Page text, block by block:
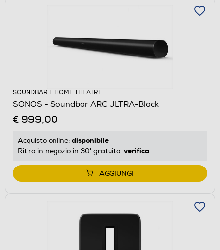
SOUNDBAR E HOME THEATRE
SONOS - Soundbar ARC ULTRA-Black
€ 999,00
Acquisto online: disponibile
Ritiro in negozio in 30' gratuito: verifica
AGGIUNGI